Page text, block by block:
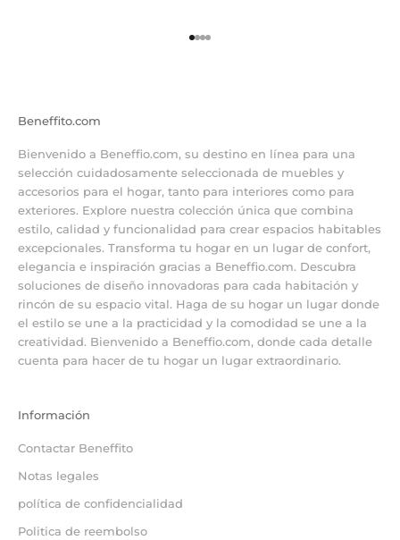
Ir al artículo 1
Ir al artículo 2
Ir al artículo 3
Ir al artículo 4
Beneffito.com
Bienvenido a Beneffio.com, su destino en línea para una
selección cuidadosamente seleccionada de muebles y
accesorios para el hogar, tanto para interiores como para
exteriores. Explore nuestra colección única que combina
estilo, calidad y funcionalidad para crear espacios habitables
excepcionales. Transforma tu hogar en un lugar de confort,
elegancia e inspiración gracias a Beneffio.com. Descubra
soluciones de diseño innovadoras para cada habitación y
rincón de su espacio vital. Haga de su hogar un lugar donde
el estilo se une a la practicidad y la comodidad se une a la
creatividad. Bienvenido a Beneffio.com, donde cada detalle
cuenta para hacer de tu hogar un lugar extraordinario.
Información
Contactar Beneffito
Notas legales
política de confidencialidad
Politica de reembolso